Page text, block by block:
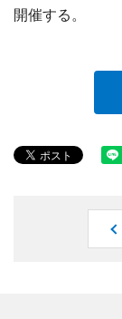
開催する。